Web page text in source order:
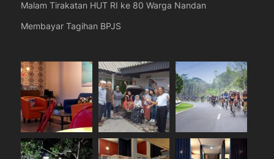
Malam Tirakatan HUT RI ke 80 Warga Nandan
Membayar Tagihan BPJS